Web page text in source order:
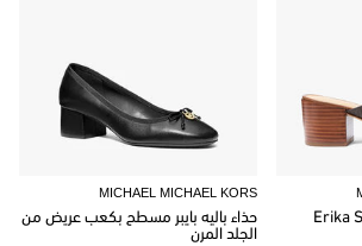
Erika
MICHAEL MICHAEL KORS
حذاء باليه بايبر مسطح بكعب عريض من
الجلد المرن